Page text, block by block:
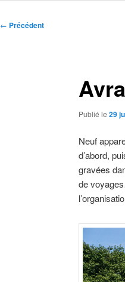
Navigation
← Précédent
Publié le 29
Neuf
d’abord,
gravées
de